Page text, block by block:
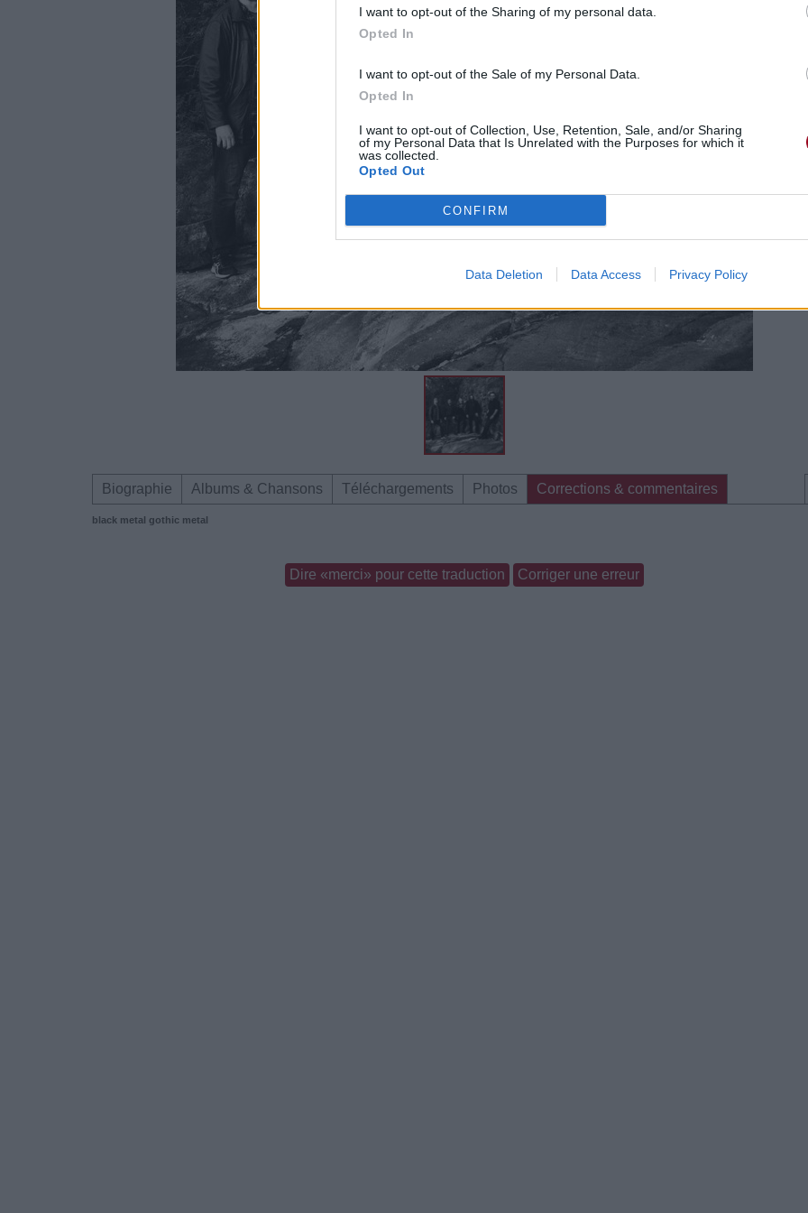
I want to opt-out of the Sharing of my personal data.
Opted In
I want to opt-out of the Sale of my Personal Data.
Opted In
I want to opt-out of Collection, Use, Retention, Sale, and/or Sharing
of my Personal Data that Is Unrelated with the Purposes for which it
was collected.
Opted Out
CONFIRM
Data Deletion Data Access Privacy Policy
Biographie Albums & Chansons Téléchargements Photos Corrections & commentaires
black metal gothic metal
Dire «merci» pour cette traduction Corriger une erreur